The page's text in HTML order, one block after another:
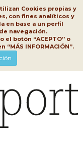
Cookies propias y
con fines analíticos y
en base a un perfil
navegación.
botón “ACEPTO” o
INFORMACIÓN”.